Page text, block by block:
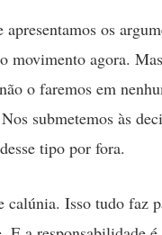
os
movimento agora.
o faremos em
submetemos às
tipo por fora.
calúnia. Isso tudo faz